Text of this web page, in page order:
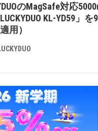
のMagSafe対応
KL-YD59」を
用）